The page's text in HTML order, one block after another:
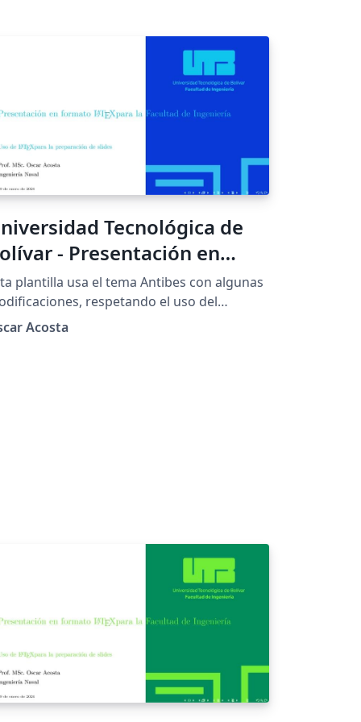
Tecnológica de
- Presentación en
LaTeX para la
de Ingeniería - Azul
plantilla usa el tema Antibes con algunas
respetando el uso del
y la paleta de colores de la
Acosta